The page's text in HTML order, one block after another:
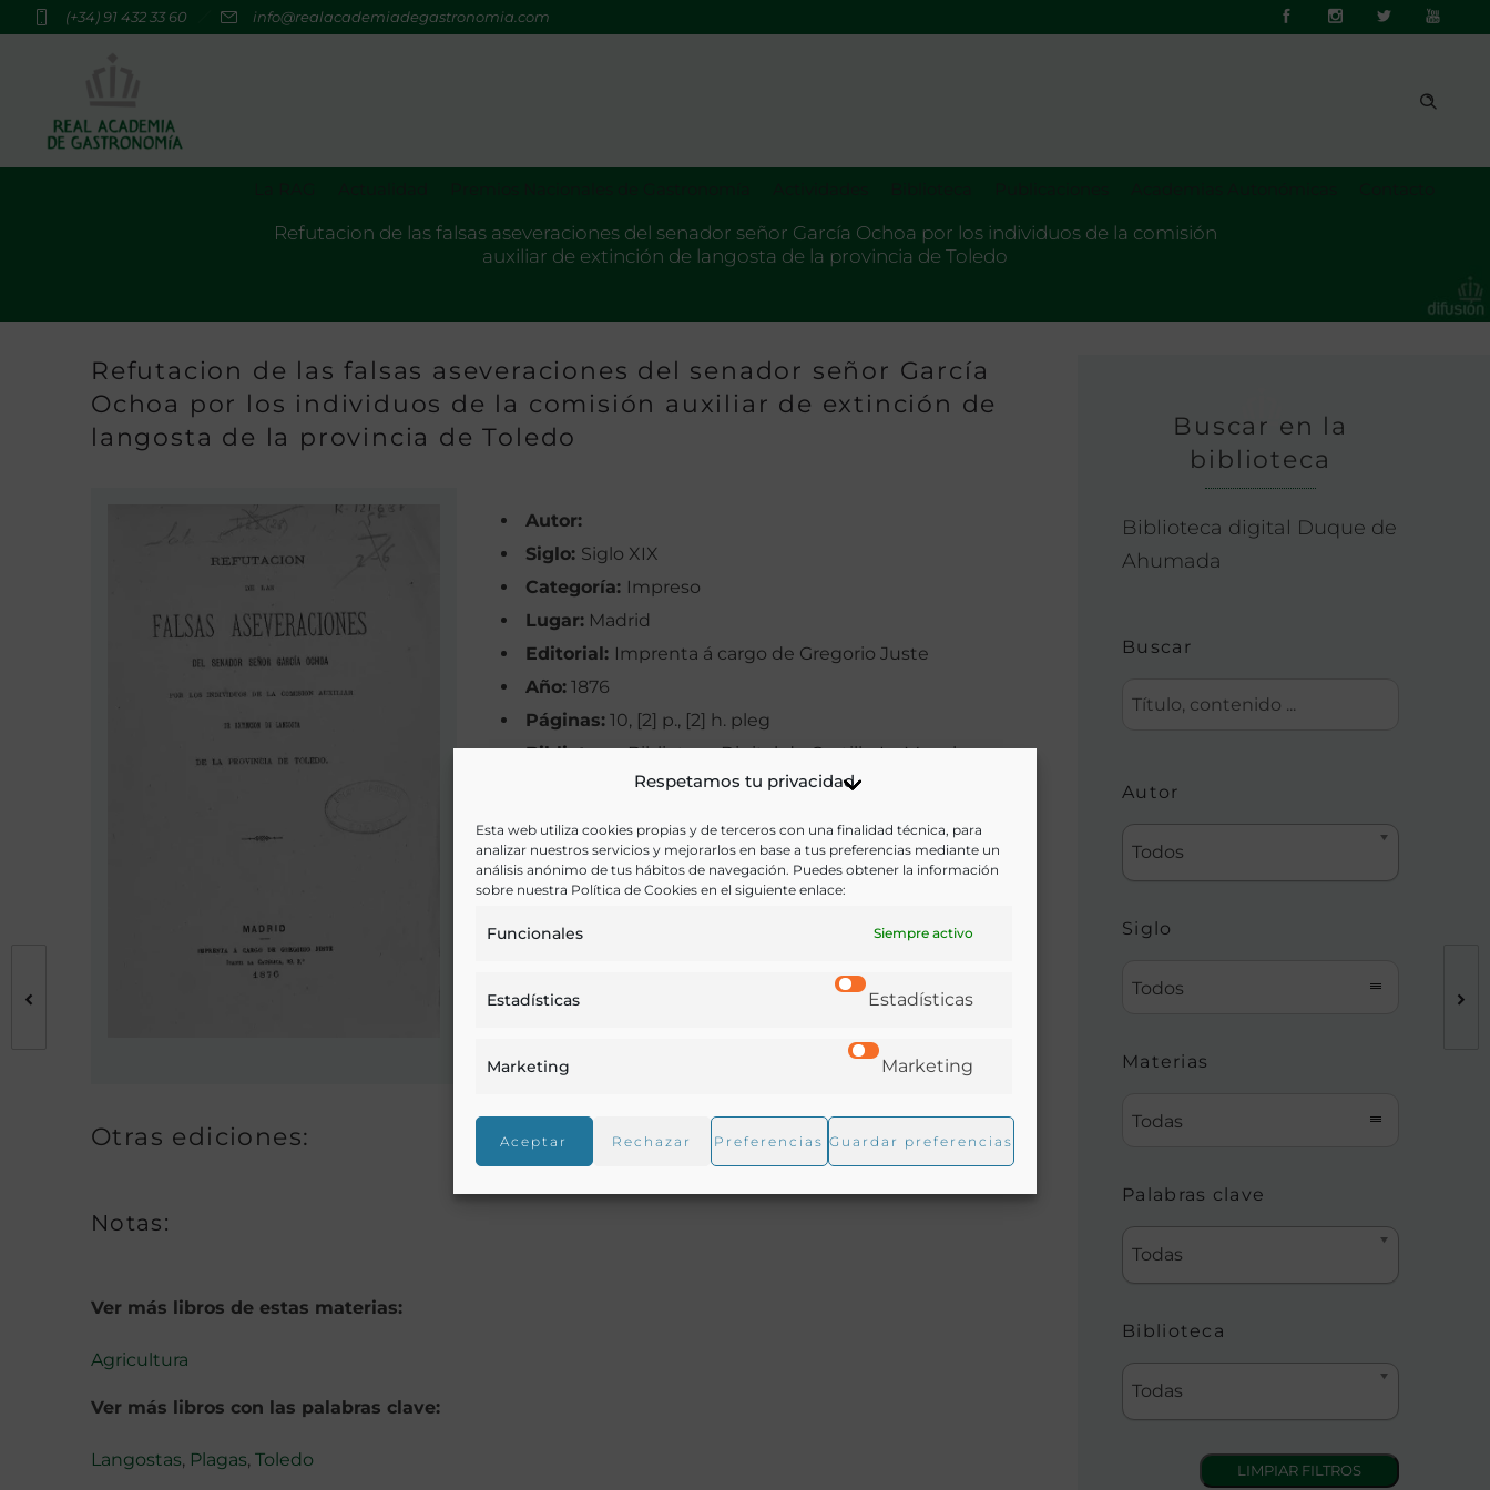
Respetamos tu privacidad
Esta web utiliza cookies propias y de terceros con una finalidad técnica, para
analizar nuestros servicios y mejorarlos en base a tus preferencias mediante un
análisis anónimo de tus hábitos de navegación. Puedes obtener la información
sobre nuestra Política de Cookies en el siguiente enlace:
Funcionales Siempre activo
Estadísticas Estadísticas
Marketing Marketing
Aceptar Rechazar Preferencias Guardar preferencias
(+34) 91 432 33 60 info@realacademiadegastronomia.com
Refutacion de las falsas aseveraciones del senador señor García Ochoa por los individuos de la comisión
auxiliar de extinción de langosta de la provincia de Toledo
Refutacion de las falsas aseveraciones del senador señor García
Ochoa por los individuos de la comisión auxiliar de extinción de
langosta de la provincia de Toledo
Autor:
Siglo: Siglo XIX
Categoría: Impreso
Lugar: Madrid
Editorial: Imprenta á cargo de Gregorio Juste
Año: 1876
Páginas: 10, [2] p., [2] h. pleg
Biblioteca:Biblioteca Digital de Castilla-La Mancha
Agricultura
Palabras clave:
Langostas, Plagas, Toledo
Idioma:Castellano
Otras ediciones:
Notas:
Ver más libros de estas materias:
Agricultura
Ver más libros con las palabras clave:
Langostas, Plagas, Toledo
Buscar en la
biblioteca
Biblioteca digital Duque de
Ahumada
Buscar
Autor
Todos
Siglo
Todos
Materias
Todas
Palabras clave
Todas
Biblioteca
Todas